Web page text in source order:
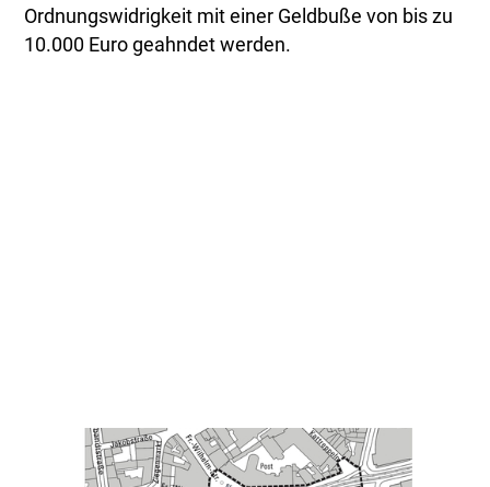
Ordnungswidrigkeit mit einer Geldbuße von bis zu
10.000 Euro geahndet werden.